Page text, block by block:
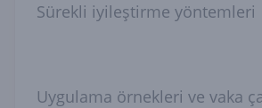
Sürekli iyileştirme yöntemleri
Uygulama örnekleri ve vaka